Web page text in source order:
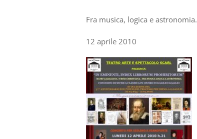
Fra musica, logica e astronomia.
12 aprile 2010